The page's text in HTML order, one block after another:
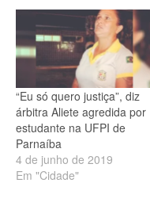
“Eu só quero justiça”, diz
árbitra Aliete agredida por
estudante na UFPI de
Parnaíba
4 de junho de 2019
Em "Cidade"